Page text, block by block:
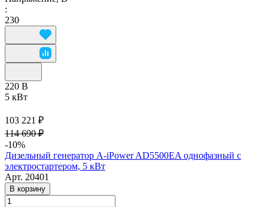
:
230
220 В
5 кВт
103 221 ₽
114 690 ₽
-10%
Дизельный генератор A-iPower AD5500EA однофазный с
электростартером, 5 кВт
Арт. 20401
В корзину